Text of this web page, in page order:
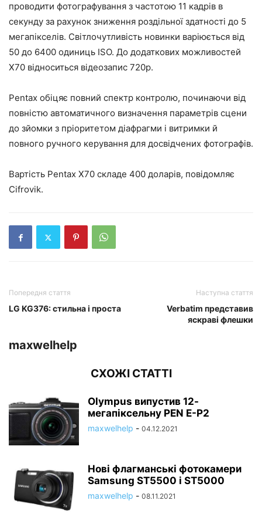
проводити фотографування з частотою 11 кадрів в
секунду за рахунок зниження роздільної здатності до 5
мегапікселів. Світлочутливість новинки варіюється від
50 до 6400 одиниць ISO. До додаткових можливостей
X70 відноситься відеозапис 720p.
Pentax обіцяє повний спектр контролю, починаючи від
повністю автоматичного визначення параметрів сцени
до зйомки з пріоритетом діафрагми і витримки й
повного ручного керування для досвідчених фотографів.
Вартість Pentax X70 складе 400 доларів, повідомляє
Cifrovik.
Попередня стаття
LG KG376: стильна і проста
Наступна стаття
Verbatim представив
яскраві флешки
maxwelhelp
СХОЖІ СТАТТІ
Olympus випустив 12-
мегапіксельну PEN E-P2
maxwelhelp - 04.12.2021
Нові флагманські фотокамери
Samsung ST5500 і ST5000
maxwelhelp - 08.11.2021